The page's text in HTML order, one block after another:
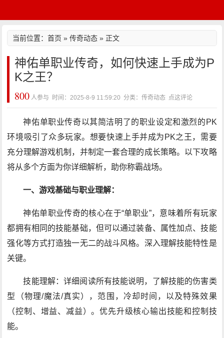
当前位置：首页 »传奇动态 » 正文
神佑单职业传奇，如何快速上手成为P
K之王？
800 人参与 时间：2025-8-9 11:59:20 分类：传奇动态 点这评论
神佑单职业传奇以其简洁明了的职业设定和激烈的PK
环境吸引了众多玩家。想要快速上手并成为PK之王，需要
充分理解游戏机制，并制定一套合理的成长策略。以下攻略
将从多个方面为你详细解析，助你称霸战场。
一、游戏基础与职业理解：
神佑单职业传奇的核心在于“单职业”，意味着所有玩家
都拥有相同的技能基础，但可以通过装备、属性加点、技能
强化等方式打造独一无二的战斗风格。深入理解技能特性是
关键。
技能理解：详细阅读所有技能说明，了解技能的伤害类
型（物理/魔法/真实），范围，冷却时间，以及特殊效果
（控制、增益、减益）。优先升级核心输出技能和控制技
能。